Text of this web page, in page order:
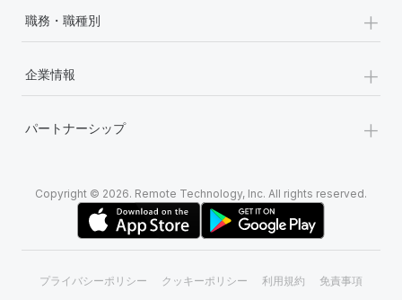
職務・職種別 +
企業情報 +
パートナーシップ +
Copyright © 2026. Remote Technology, Inc. All rights reserved.
プライバシーポリシー クッキーポリシー 利用規約 免責事項